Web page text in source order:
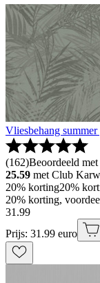
Vliesbehang
(162)Beoordeeld
25.59 met Club
20% korting20%
20% korting,
31.99
Prijs: 31.99 euro